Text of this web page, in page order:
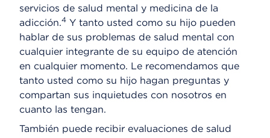
servicios de salud mental y medicina de la
adicción.4 Y tanto usted como su hijo pueden
hablar de sus problemas de salud mental con
cualquier integrante de su equipo de atención
en cualquier momento. Le recomendamos que
tanto usted como su hijo hagan preguntas y
compartan sus inquietudes con nosotros en
cuanto las tengan.
También puede recibir evaluaciones de salud